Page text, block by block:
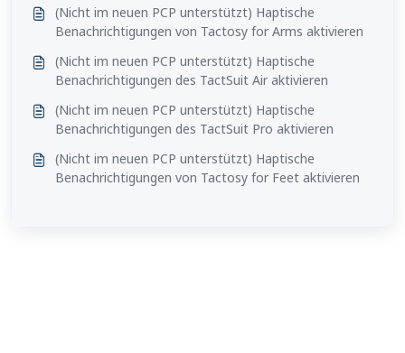
(Nicht im neuen PCP unterstützt) Haptische
Benachrichtigungen von Tactosy for Arms aktivieren
(Nicht im neuen PCP unterstützt) Haptische
Benachrichtigungen des TactSuit Air aktivieren
(Nicht im neuen PCP unterstützt) Haptische
Benachrichtigungen des TactSuit Pro aktivieren
(Nicht im neuen PCP unterstützt) Haptische
Benachrichtigungen von Tactosy for Feet aktivieren